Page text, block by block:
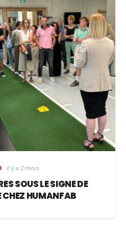
il y a 2 mois
SOUS LE SIGNE DE
CHEZ HUMANFAB